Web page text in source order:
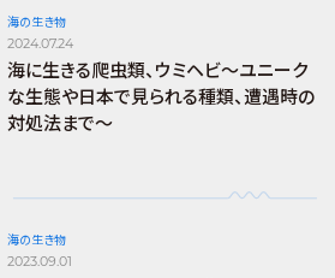
海の生き物
2024.07.24
海に生きる爬虫類、ウミヘビ～ユニーク
な生態や日本で見られる種類、遭遇時の
対処法まで～
海の生き物
2023.09.01